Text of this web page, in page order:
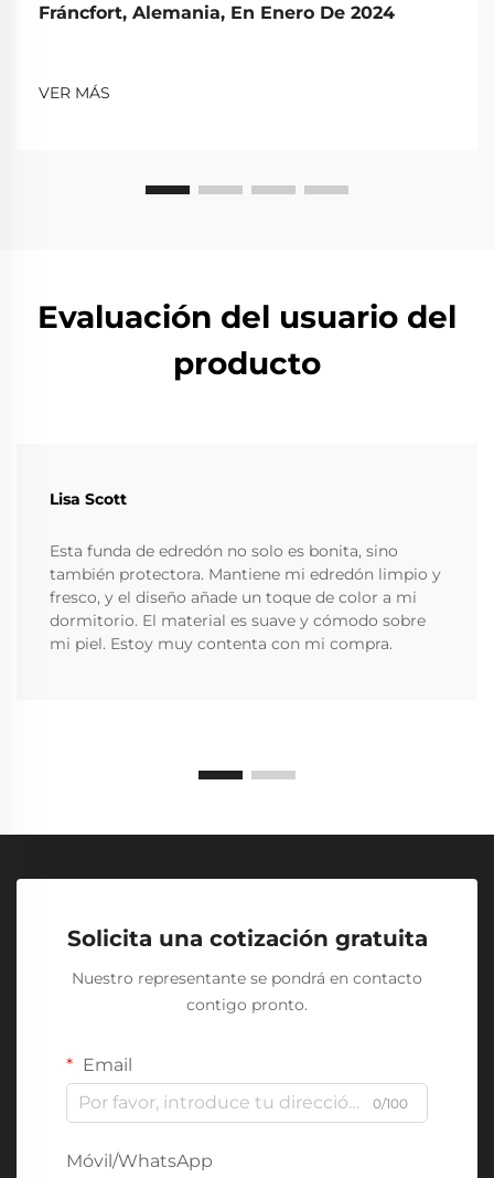
Fráncfort, Alemania, En Enero De 2024
VER MÁS
Evaluación del usuario del
producto
Lisa Scott
Esta funda de edredón no solo es bonita, sino
también protectora. Mantiene mi edredón limpio y
fresco, y el diseño añade un toque de color a mi
dormitorio. El material es suave y cómodo sobre
mi piel. Estoy muy contenta con mi compra.
Solicita una cotización gratuita
Nuestro representante se pondrá en contacto
contigo pronto.
Email
0/100
Móvil/WhatsApp